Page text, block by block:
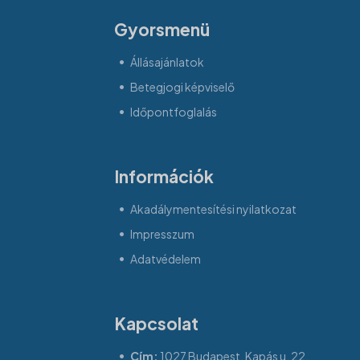
Gyorsmenü
Állásajánlatok
Betegjogi képviselő
Időpontfoglalás
Információk
Akadálymentesítési nyilatkozat
Impresszum
Adatvédelem
Kapcsolat
Cím: 1027 Budapest, Kapás u. 22.